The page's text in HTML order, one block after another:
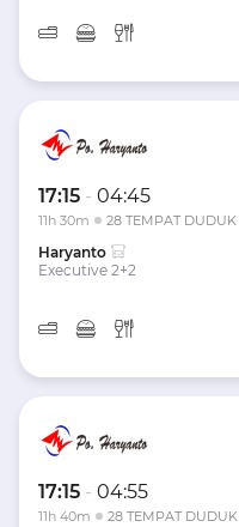
17:15 - 04:45
11h 30m 28 TEMPAT DUDUK
Haryanto
Executive 2+2
17:15 - 04:55
11h 40m 28 TEMPAT DUDUK